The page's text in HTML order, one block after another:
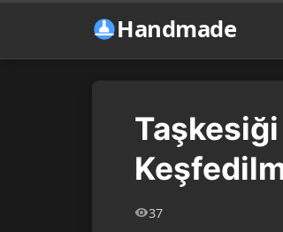
Handmade
37